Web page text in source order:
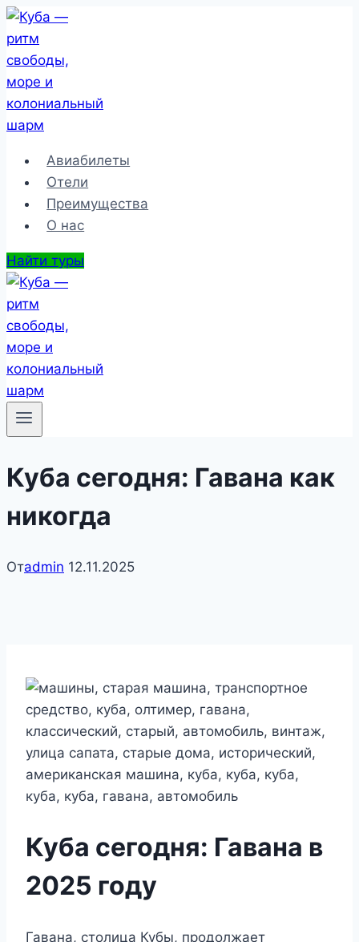
Перейти
к
содержимому
Авиабилеты
Отели
Преимущества
О нас
Найти туры
Куба сегодня: Гавана как
никогда
Отadmin 12.11.2025
Куба сегодня: Гавана в
2025 году
Гавана, столица Кубы, продолжает